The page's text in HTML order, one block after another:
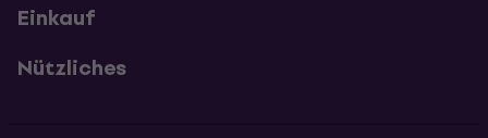
Einkauf
Nützliches